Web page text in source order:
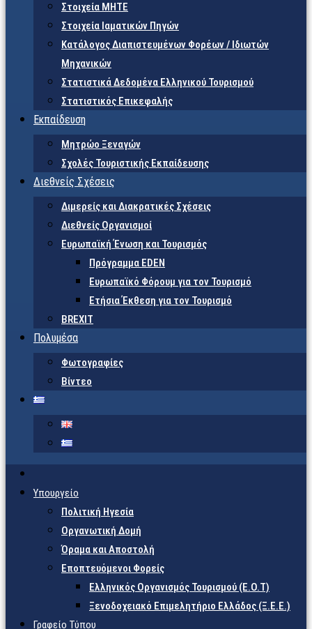
Στοιχεία ΜΗΤΕ
Στοιχεία Ιαματικών Πηγών
Κατάλογος Διαπιστευμένων Φορέων / Ιδιωτών
Μηχανικών
Στατιστικά Δεδομένα Ελληνικού Τουρισμού
Στατιστικός Επικεφαλής
Εκπαίδευση
Μητρώο Ξεναγών
Σχολές Τουριστικής Εκπαίδευσης
Διεθνείς Σχέσεις
Διμερείς και Διακρατικές Σχέσεις
Διεθνείς Οργανισμοί
Ευρωπαϊκή Ένωση και Τουρισμός
Πρόγραμμα EDEN
Ευρωπαϊκό Φόρουμ για τον Τουρισμό
Ετήσια Έκθεση για τον Τουρισμό
BREXIT
Πολυμέσα
Φωτογραφίες
Βίντεο
Υπουργείο
Πολιτική Ηγεσία
Οργανωτική Δομή
Όραμα και Αποστολή
Εποπτευόμενοι Φορείς
Eλληνικός Οργανισμός Τουρισμού (Ε.Ο.Τ)
Ξενοδοχειακό Επιμελητήριο Ελλάδος (Ξ.Ε.Ε.)
Γραφείο Τύπου